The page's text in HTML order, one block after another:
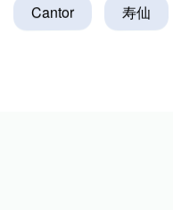
Cantor 寿仙